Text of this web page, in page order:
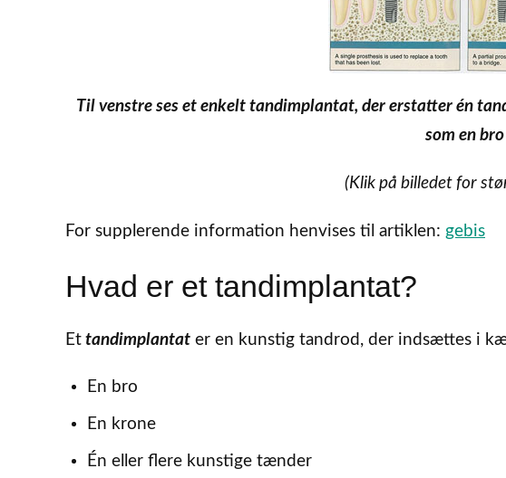
Til venstre ses et enkelt tandimplantat, der erstatter én
som en bro
(Klik på billedet for
For supplerende information henvises til artiklen: gebis
Hvad er et tandimplantat?
Et tandimplantat er en kunstig tandrod, der indsættes i
En bro
En krone
Én eller flere kunstige tænder